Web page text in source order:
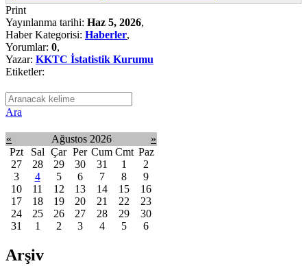
Print
Yayınlanma tarihi: Haz 5, 2026,
Haber Kategorisi: Haberler,
Yorumlar: 0,
Yazar: KKTC İstatistik Kurumu
Etiketler:
Ara
« Ağustos 2026
»
Pzt
Sal Çar Per Cum Cmt Paz
27
28 29 30 31 1
2
3
4 5 6 7 8
9
10
11 12 13 14 15
16
17
18 19 20 21 22
23
24
25 26 27 28 29
30
31
1 2 3 4 5 6
Arşiv